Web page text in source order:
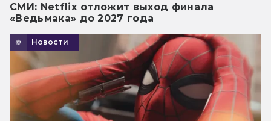
СМИ: Netflix отложит выход финала
«Ведьмака» до 2027 года
Новости